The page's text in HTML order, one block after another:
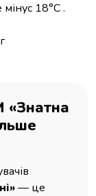
18°C .
«Знатна
— це